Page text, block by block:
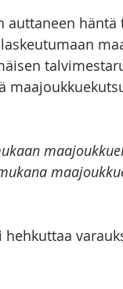
auttaneen